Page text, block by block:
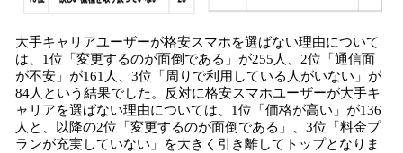
大手キャリアユーザーが格安スマホを選ばない理由について
は、1位「変更するのが面倒である」が255人、2位「通信面
が不安」が161人、3位「周りで利用している人がいない」が
84人という結果でした。反対に格安スマホユーザーが大手キ
ャリアを選ばない理由については、1位「価格が高い」が136
人と、以降の2位「変更するのが面倒である」、3位「料金プ
ランが充実していない」を大きく引き離してトップとなりま